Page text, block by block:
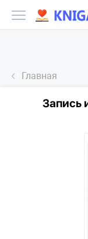
Главная
Запись